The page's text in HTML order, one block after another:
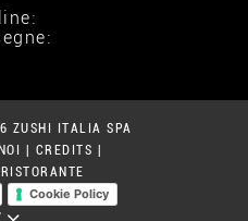
ZUSHI ITALIA SPA
CREDITS
Cookie Policy